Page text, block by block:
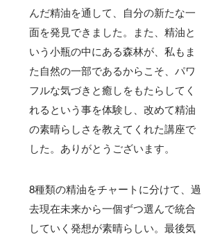
んだ精油を通して、自分の新たな一
面を発見できました。また、精油と
いう小瓶の中にある森林が、私もま
た自然の一部であるからこそ、パワ
フルな気づきと癒しをもたらしてく
れるという事を体験し、改めて精油
の素晴らしさを教えてくれた講座で
した。ありがとうございます。
8種類の精油をチャートに分けて、過
去現在未来から一個ずつ選んで統合
していく発想が素晴らしい。最後気